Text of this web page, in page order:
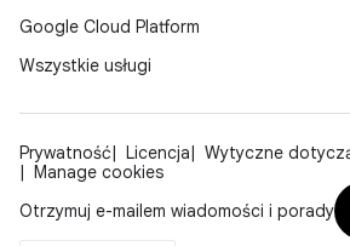
Google Cloud Platform
Wszystkie usługi
Prywatność Licencja
Wytyczne
Manage cookies
Otrzymuj e-mailem wiadomości i porady